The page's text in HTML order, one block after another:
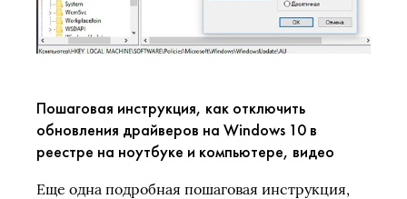
Пошаговая инструкция, как отключить
обновления драйверов на Windows 10 в
реестре на ноутбуке и компьютере, видео
Еще одна подробная пошаговая инструкция,